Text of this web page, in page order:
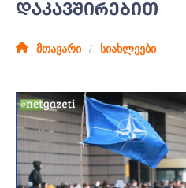
ᲓᲐᲙᲐᲕᲨᲘᲠᲔᲑᲘᲗ
მთავარი სიახლეები